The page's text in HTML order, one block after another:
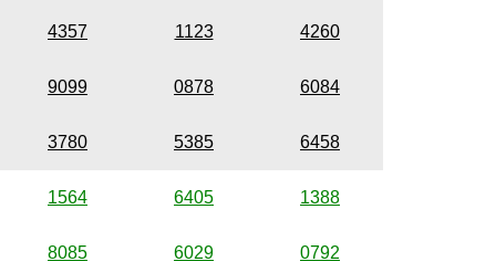
4357 1123 4260
9099 0878 6084
3780 5385 6458
1564 6405 1388
8085 6029 0792